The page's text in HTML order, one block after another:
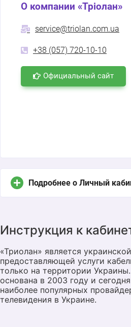
О компании «Тріолан»
service@triolan.com.ua
+38 (057) 720-10-10
Официальный сайт
Подробнее о Личный
Инструкция к
«Триолан» является
предоставляющей услуги
только на территории
основана в 2003 году и
наиболее популярных
телевидения в Украине.